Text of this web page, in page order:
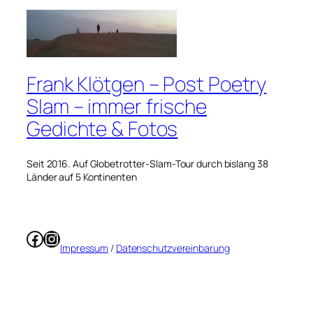
Frank Klötgen – Post Poetry
Slam – immer frische
Gedichte & Fotos
Seit 2016. Auf Globetrotter-Slam-Tour durch bislang 38
Länder auf 5 Kontinenten
Facebook
Instagram
Impressum / Datenschutzvereinbarung